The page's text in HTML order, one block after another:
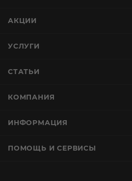
АКЦИИ
УСЛУГИ
СТАТЬИ
КОМПАНИЯ
ИНФОРМАЦИЯ
ПОМОЩЬ И СЕРВИСЫ